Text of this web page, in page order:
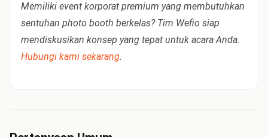
Memiliki event korporat premium yang membutuhkan
sentuhan photo booth berkelas? Tim Wefio siap
mendiskusikan konsep yang tepat untuk acara Anda.
Hubungi kami sekarang.